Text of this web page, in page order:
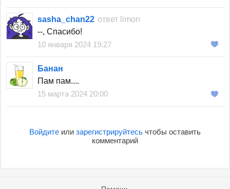
sasha_chan22 ответ limon
--, Спасибо!
10 января 2024 19:27
Банан
Пам пам....
15 марта 2024 20:00
Войдитеили зарегистрируйтесьчтобы оставить
комментарий